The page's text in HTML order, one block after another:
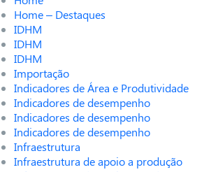
Home – Destaques
IDHM
IDHM
IDHM
Importação
Indicadores de Área e Produtividade
Indicadores de desempenho
Indicadores de desempenho
Indicadores de desempenho
Infraestrutura
Infraestrutura de apoio a produção